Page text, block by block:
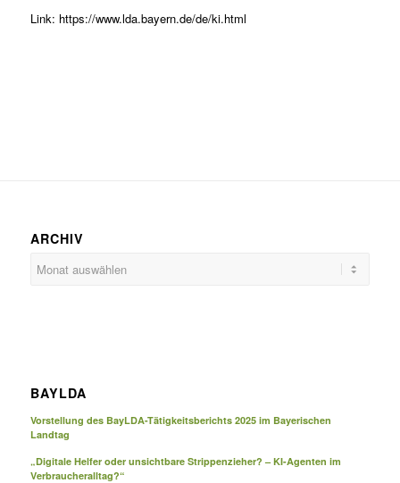
Link: https://www.lda.bayern.de/de/ki.html
ARCHIV
BAYLDA
Vorstellung des BayLDA-Tätigkeitsberichts 2025 im Bayerischen
Landtag
„Digitale Helfer oder unsichtbare Strippenzieher? – KI-Agenten im
Verbraucheralltag?“